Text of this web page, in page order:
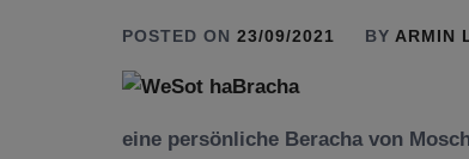
POSTED ON 23/09/2021 BY ARMIN
eine persönliche Beracha von